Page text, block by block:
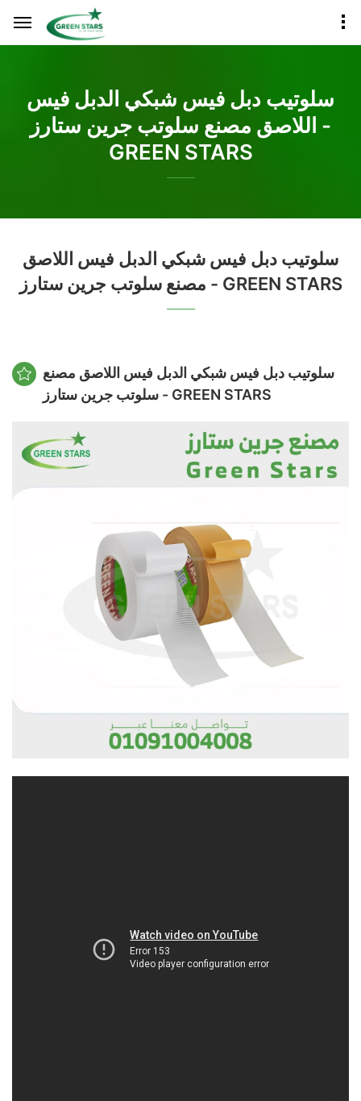
سلوتيب دبل فيس شبكي الدبل فيس
اللاصق مصنع سلوتب جرين ستارز -
GREEN STARS
سلوتيب دبل فيس شبكي الدبل فيس اللاصق
مصنع سلوتب جرين ستارز - GREEN STARS
سلوتيب دبل فيس شبكي الدبل فيس اللاصق مصنع
سلوتب جرين ستارز - GREEN STARS